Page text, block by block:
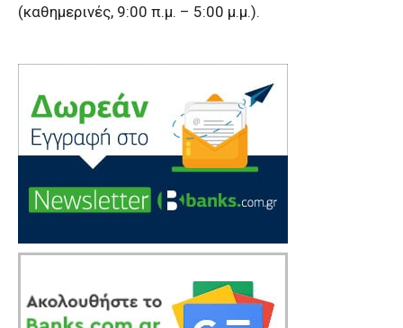
(καθημερινές, 9:00 π.μ. – 5:00 μ.μ.).